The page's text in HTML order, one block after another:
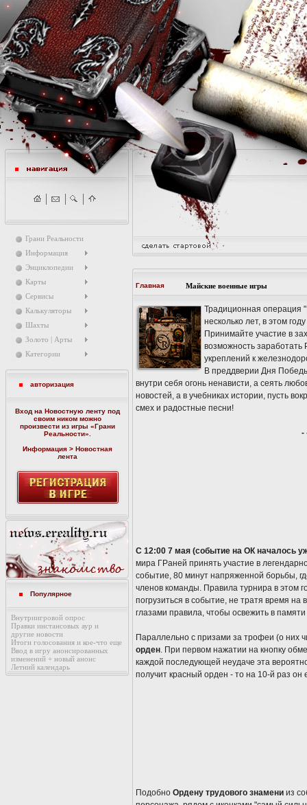
Грани Реальности
Информация
Энциклопедии
Карты
Сервисы
Калькуляторы
Шахты
Золото | Арты
Категории
авторизация
Вход на Новостную ленту под
своим ником можно
произвести из игры «Грани
Реальности».
Информация > Новостная
лента
Популярное
Внутриигровой опрос
Правки инстансовых аур и
другие новости
Итоги голосования и кое-что еще
Ввод в игру анонсированных
изменений + новый анонс
Летний календарь
Главная Майские военные игры
Традиционная операция
несколько лет, в этом
Принимайте участие в
возможность заработать
укреплений к
В преддверии Дня
внутри себя огонь ненависти, а сеять
новостей, а в учебниках истории, пусть
смех и радостные песни!
-
С 12:00 7 мая (событие на ОК началось
мира ГРаней принять участие в
событие, 80 минут напряженной борьбы,
членов команды. Правила турнира в этом
погрузиться в событие, не тратя время
глазами правила, чтобы освежить в
Параллельно с призами за трофеи (о них
орден. При первом нажатии на кнопку
каждой последующей неудаче эта
получит красный орден - то на 10-й раз он
Подобно Ордену трудового знамени из